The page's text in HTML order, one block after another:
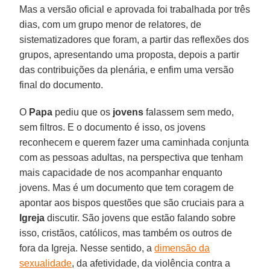
Mas a versão oficial e aprovada foi trabalhada por três
dias, com um grupo menor de relatores, de
sistematizadores que foram, a partir das reflexões dos
grupos, apresentando uma proposta, depois a partir
das contribuições da plenária, e enfim uma versão
final do documento.
O Papa pediu que os jovens falassem sem medo,
sem filtros. E o documento é isso, os jovens
reconhecem e querem fazer uma caminhada conjunta
com as pessoas adultas, na perspectiva que tenham
mais capacidade de nos acompanhar enquanto
jovens. Mas é um documento que tem coragem de
apontar aos bispos questões que são cruciais para a
Igreja discutir. São jovens que estão falando sobre
isso, cristãos, católicos, mas também os outros de
fora da Igreja. Nesse sentido, adimensão da
sexualidade, da afetividade, da violência contra a